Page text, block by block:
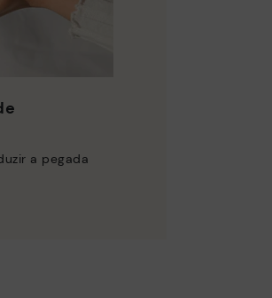
a pegada